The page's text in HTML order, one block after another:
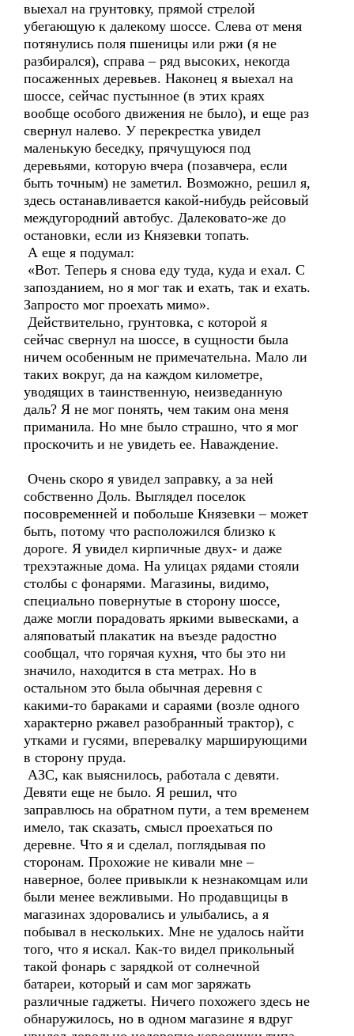
выехал на грунтовку, прямой стрелой
убегающую к далекому шоссе. Слева от меня
потянулись поля пшеницы или ржи (я не
разбирался), справа – ряд высоких, некогда
посаженных деревьев. Наконец я выехал на
шоссе, сейчас пустынное (в этих краях
вообще особого движения не было), и еще раз
свернул налево. У перекрестка увидел
маленькую беседку, прячущуюся под
деревьями, которую вчера (позавчера, если
быть точным) не заметил. Возможно, решил я,
здесь останавливается какой-нибудь рейсовый
междугородний автобус. Далековато-же до
остановки, если из Князевки топать.
А еще я подумал:
«Вот. Теперь я снова еду туда, куда и ехал. С
запозданием, но я мог так и ехать, так и ехать.
Запросто мог проехать мимо».
Действительно, грунтовка, с которой я
сейчас свернул на шоссе, в сущности была
ничем особенным не примечательна. Мало ли
таких вокруг, да на каждом километре,
уводящих в таинственную, неизведанную
даль? Я не мог понять, чем таким она меня
приманила. Но мне было страшно, что я мог
проскочить и не увидеть ее. Наваждение.
Очень скоро я увидел заправку, а за ней
собственно Доль. Выглядел поселок
посовременней и побольше Князевки – может
быть, потому что расположился близко к
дороге. Я увидел кирпичные двух- и даже
трехэтажные дома. На улицах рядами стояли
столбы с фонарями. Магазины, видимо,
специально повернутые в сторону шоссе,
даже могли порадовать яркими вывесками, а
аляповатый плакатик на въезде радостно
сообщал, что горячая кухня, что бы это ни
значило, находится в ста метрах. Но в
остальном это была обычная деревня с
какими-то бараками и сараями (возле одного
характерно ржавел разобранный трактор), с
утками и гусями, вперевалку марширующими
в сторону пруда.
АЗС, как выяснилось, работала с девяти.
Девяти еще не было. Я решил, что
заправлюсь на обратном пути, а тем временем
имело, так сказать, смысл проехаться по
деревне. Что я и сделал, поглядывая по
сторонам. Прохожие не кивали мне –
наверное, более привыкли к незнакомцам или
были менее вежливыми. Но продавщицы в
магазинах здоровались и улыбались, а я
побывал в нескольких. Мне не удалось найти
того, что я искал. Как-то видел прикольный
такой фонарь с зарядкой от солнечной
батареи, который и сам мог заряжать
различные гаджеты. Ничего похожего здесь не
обнаружилось, но в одном магазине я вдруг